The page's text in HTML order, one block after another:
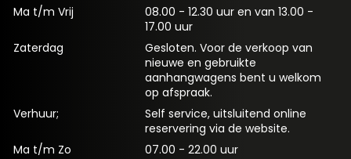
Ma t/m Vrij
08.00 - 12.30 uur en van 13.00 -
17.00 uur
Zaterdag
Gesloten. Voor de verkoop van
nieuwe en gebruikte
aanhangwagens bent u welkom
op afspraak.
Verhuur;
Self service, uitsluitend online
reservering via de website.
Ma t/m Zo
07.00 - 22.00 uur